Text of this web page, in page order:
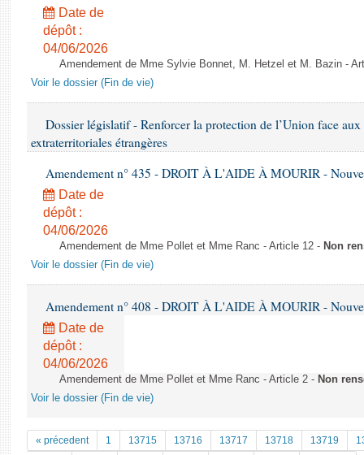
Date de
dépôt :
04/06/2026
Amendement de Mme Sylvie Bonnet, M. Hetzel et M. Bazin -
Voir le dossier (Fin de vie)
Dossier législatif - Renforcer la protection de l’Union face
extraterritoriales étrangères
Amendement n° 435 - DROIT À L'AIDE À MOURIR -
Date de
dépôt :
04/06/2026
Amendement de Mme Pollet et Mme Ranc - Article 12 - Non
Voir le dossier (Fin de vie)
Amendement n° 408 - DROIT À L'AIDE À MOURIR -
Date de
dépôt :
04/06/2026
Amendement de Mme Pollet et Mme Ranc - Article 2 - Non
Voir le dossier (Fin de vie)
« précedent 1 13715 13716 13717 13718 13719